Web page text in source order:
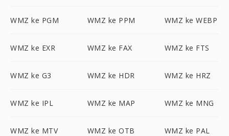
WMZ ke PGM WMZ ke PPM WMZ ke WEBP
WMZ ke EXR WMZ ke FAX WMZ ke FTS
WMZ ke G3 WMZ ke HDR WMZ ke HRZ
WMZ ke IPL WMZ ke MAP WMZ ke MNG
WMZ ke MTV WMZ ke OTB WMZ ke PAL